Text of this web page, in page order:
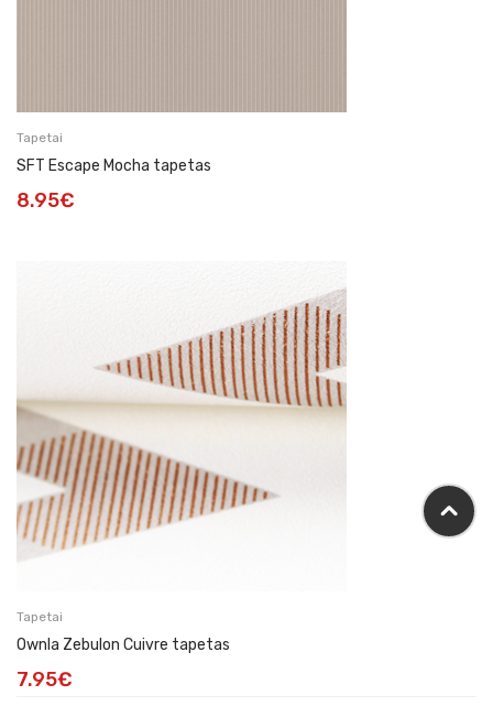
Tapetai
SFT Escape Mocha tapetas
8.95€
Tapetai
Ownla Zebulon Cuivre tapetas
7.95€